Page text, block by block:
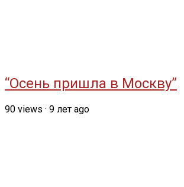
“Осень пришла в Москву”
90 views · 9 лет ago